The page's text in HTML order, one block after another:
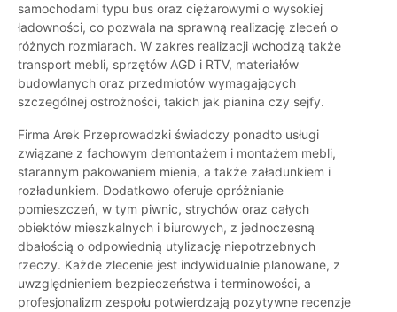
samochodami typu bus oraz ciężarowymi o wysokiej
ładowności, co pozwala na sprawną realizację zleceń o
różnych rozmiarach. W zakres realizacji wchodzą także
transport mebli, sprzętów AGD i RTV, materiałów
budowlanych oraz przedmiotów wymagających
szczególnej ostrożności, takich jak pianina czy sejfy.
Firma Arek Przeprowadzki świadczy ponadto usługi
związane z fachowym demontażem i montażem mebli,
starannym pakowaniem mienia, a także załadunkiem i
rozładunkiem. Dodatkowo oferuje opróżnianie
pomieszczeń, w tym piwnic, strychów oraz całych
obiektów mieszkalnych i biurowych, z jednoczesną
dbałością o odpowiednią utylizację niepotrzebnych
rzeczy. Każde zlecenie jest indywidualnie planowane, z
uwzględnieniem bezpieczeństwa i terminowości, a
profesjonalizm zespołu potwierdzają pozytywne recenzje